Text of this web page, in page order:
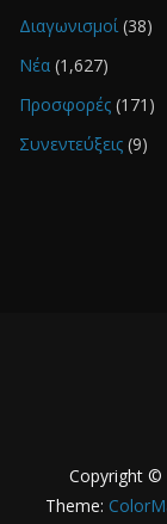
Διαγωνισμοί(38)
Νέα (1,627)
Προσφορές (171)
Συνεντεύξεις (9)
Copyright ©
Theme: